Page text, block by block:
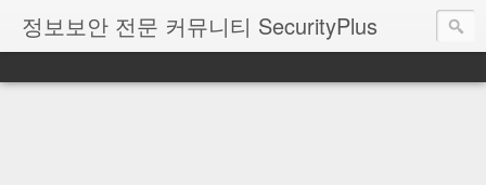
정보보안 전문 커뮤니티 SecurityPlus